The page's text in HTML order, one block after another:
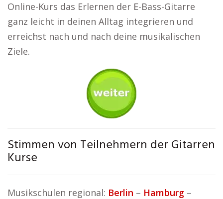
Online-Kurs das Erlernen der E-Bass-Gitarre
ganz leicht in deinen Alltag integrieren und
erreichst nach und nach deine musikalischen
Ziele.
Stimmen von Teilnehmern der Gitarren
Kurse
Musikschulen regional: Berlin – Hamburg –